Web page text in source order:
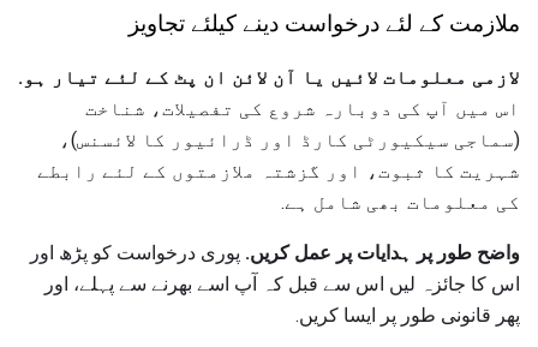
ملازمت کے لئے درخواست دینے کیلئے تجاویز
لازمی معلومات لائیں یا آن لائن ان پٹ کے لئے تیار ہو.
اس میں آپ کی دوبارہ شروع کی تفصیلات، شناخت
(سماجی سیکیورٹی کارڈ اور ڈرائیور کا لائسنس)،
شہریت کا ثبوت، اور گزشتہ ملازمتوں کے لئے رابطے
کی معلومات بھی شامل ہے.
واضح طور پر ہدایات پر عمل کریں. پوری درخواست کو پڑھ اور
اس کا جائزہ لیں اس سے قبل کہ آپ اسے بھرنے سے پہلے، اور
پھر قانونی طور پر ایسا کریں.